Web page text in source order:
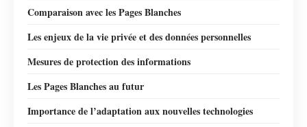
Comparaison avec les Pages Blanches
Les enjeux de la vie privée et des données personnelles
Mesures de protection des informations
Les Pages Blanches au futur
Importance de l’adaptation aux nouvelles technologies